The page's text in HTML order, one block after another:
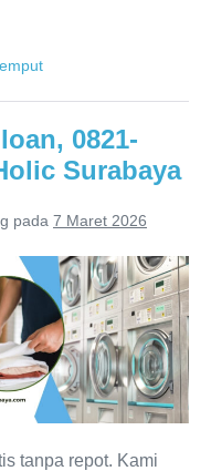
0821-
Surabaya
pada 7 Maret 2026
tanpa repot. Kami